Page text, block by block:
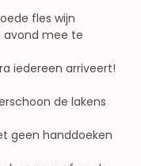
fles wijn
avond mee te
iedereen arriveert!
de lakens
geen handdoeken